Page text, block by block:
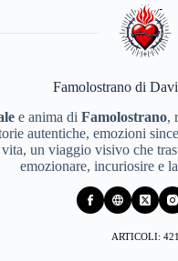
Famolostrano di
e anima diFamolostrano,
autentiche, emozioni
un viaggio visivo che
emozionare, incuriosire e
ARTICOLI: 421